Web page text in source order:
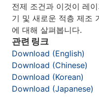
전제 조건과 이것이 레
기 및 새로운 적층 제조
에 대해 살펴봅니다.
관련 링크
Download (English)
Download (Chinese)
Download (Korean)
Download (Japanese)